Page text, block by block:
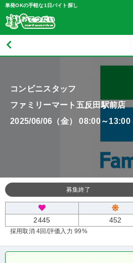
単発OKの手軽な1日バイト探し
コンビニスタッフ
ファミリーマート五反田駅前店
2025/06/06（金） 08:00～13:00
募集終了
2445 452
採用取消 4回 /評価入力 99%